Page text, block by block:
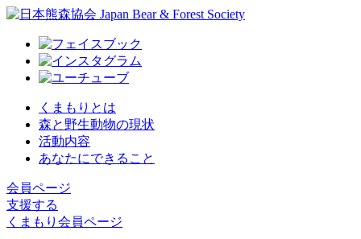
くまもりとは
森と野生動物の現状
活動内容
あなたにできること
会員ページ
支援する
くまもり会員ページ